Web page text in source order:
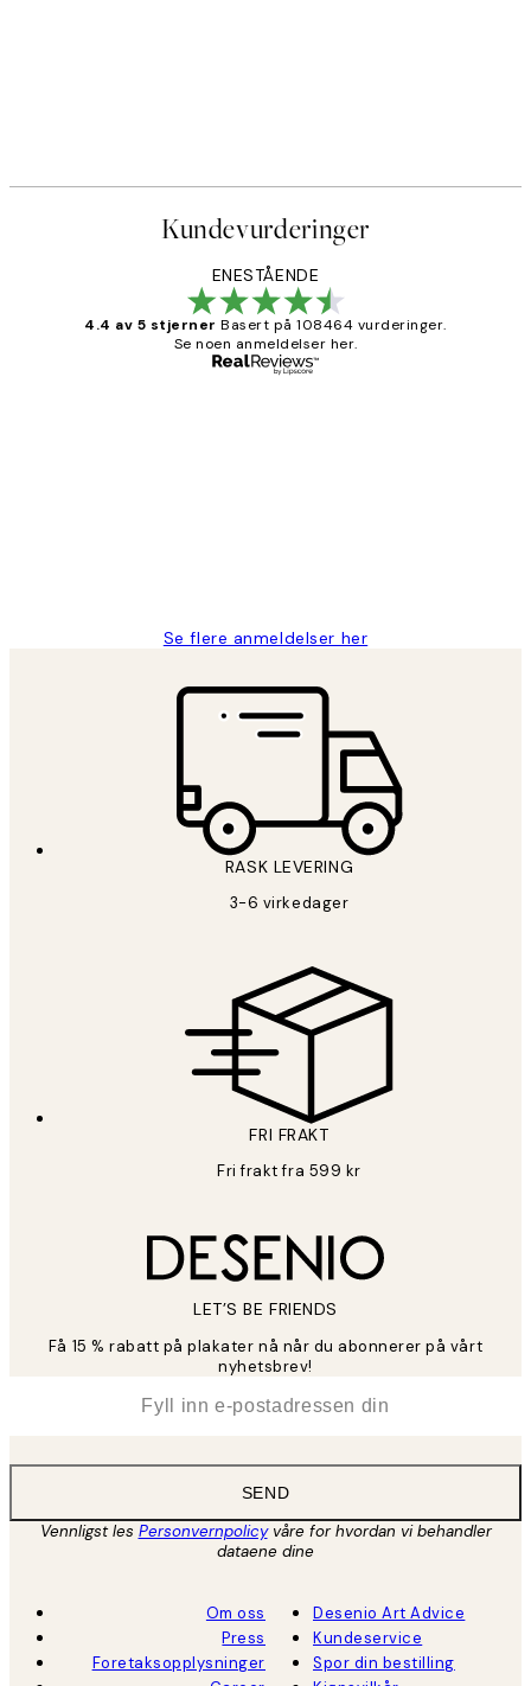
Kundevurderinger
ENESTÅENDE
4.4 av 5 stjerner Basert på 108464 vurderinger.
Se noen anmeldelser her.
Se flere anmeldelser her
RASK LEVERING
3-6 virkedager
FRI FRAKT
Fri frakt fra 599 kr
LET’S BE FRIENDS
Få 15 % rabatt på plakater nå når du abonnerer på vårt
nyhetsbrev!
SEND
Vennligst les Personvernpolicyvåre for hvordan vi behandler
dataene dine
Om oss
Press
Foretaksopplysninger
Desenio Art Advice
Kundeservice
Spor din bestilling